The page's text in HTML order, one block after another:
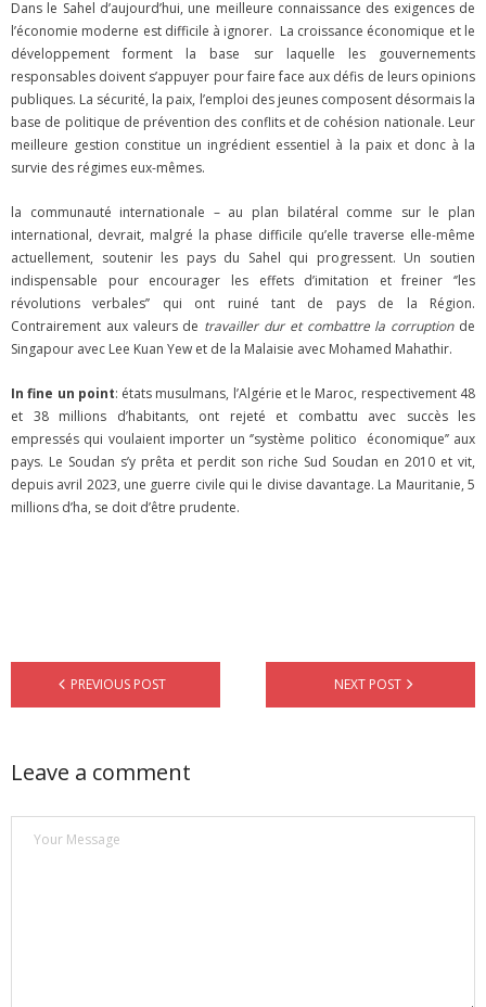
Dans le Sahel d’aujourd’hui, une meilleure connaissance des exigences de
l’économie moderne est difficile à ignorer. La croissance économique et le
développement forment la base sur laquelle les gouvernements
responsables doivent s’appuyer pour faire face aux défis de leurs opinions
publiques. La sécurité, la paix, l’emploi des jeunes composent désormais la
base de politique de prévention des conflits et de cohésion nationale. Leur
meilleure gestion constitue un ingrédient essentiel à la paix et donc à la
survie des régimes eux-mêmes.
la communauté internationale – au plan bilatéral comme sur le plan
international, devrait, malgré la phase difficile qu’elle traverse elle-même
actuellement, soutenir les pays du Sahel qui progressent. Un soutien
indispensable pour encourager les effets d’imitation et freiner ‘’les
révolutions verbales’’ qui ont ruiné tant de pays de la Région.
Contrairement aux valeurs de travailler dur et combattre la corruptionde
Singapour avec Lee Kuan Yew et de la Malaisie avec Mohamed Mahathir.
In fine un point: états musulmans, l’Algérie et le Maroc, respectivement 48
et 38 millions d’habitants, ont rejeté et combattu avec succès les
empressés qui voulaient importer un ‘’système politico économique’’ aux
pays. Le Soudan s’y prêta et perdit son riche Sud Soudan en 2010 et vit,
depuis avril 2023, une guerre civile qui le divise davantage. La Mauritanie, 5
millions d’ha, se doit d’être prudente.
PREVIOUS POST NEXT POST
Leave a comment